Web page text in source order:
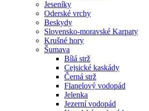
Jeseníky
Oderské vrchy
Beskydy
Slovensko-moravské Karpaty
Krušné hory
Šumava
Bílá strž
Cejsické kaskády
Černá strž
Flanelový vodopád
Jelenka
Jezerní vodopád